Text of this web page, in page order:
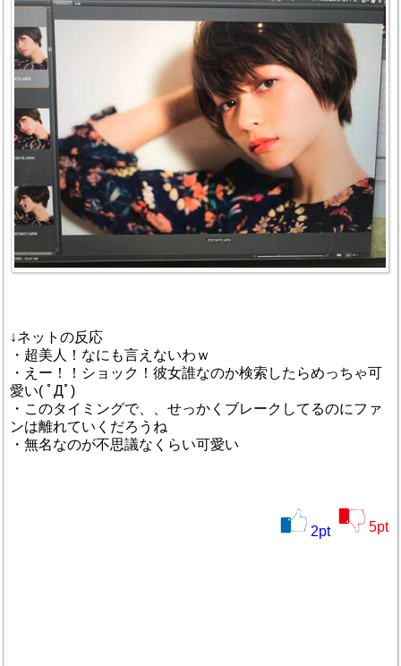
↓ネットの反応
・超美人！なにも言えないわｗ
・えー！！ショック！彼女誰なのか検索したらめっちゃ可
愛い( ﾟДﾟ)
・このタイミングで、、せっかくブレークしてるのにファ
ンは離れていくだろうね
・無名なのが不思議なくらい可愛い
2pt 5pt